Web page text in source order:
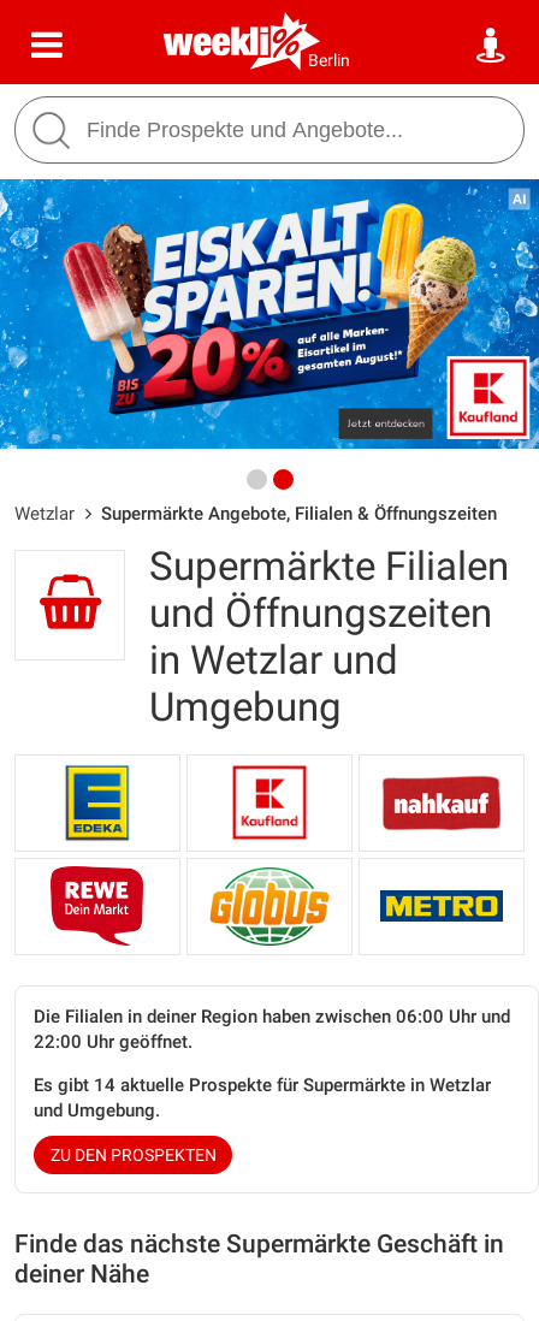
Berlin
Wetzlar Supermärkte Angebote, Filialen & Öffnungszeiten
Supermärkte Filialen
und Öffnungszeiten
in Wetzlar und
Umgebung
Die Filialen in deiner Region haben zwischen 06:00 Uhr und
22:00 Uhr geöffnet.
Es gibt 14 aktuelle Prospekte für Supermärkte in Wetzlar
und Umgebung.
ZU DEN PROSPEKTEN
Finde das nächste Supermärkte Geschäft in
deiner Nähe